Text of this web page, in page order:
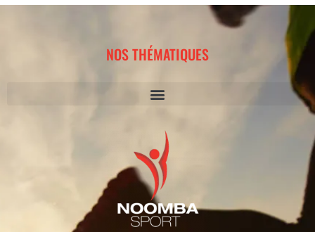
NOS THÉMATIQUES